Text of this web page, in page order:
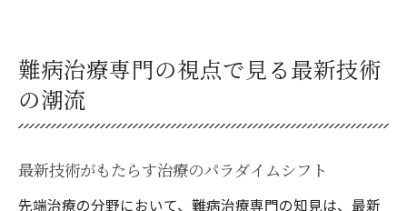
難病治療専門の視点で見る最新技術
の潮流
最新技術がもたらす治療のパラダイムシフト
先端治療の分野において、難病治療専門の知見は、最新